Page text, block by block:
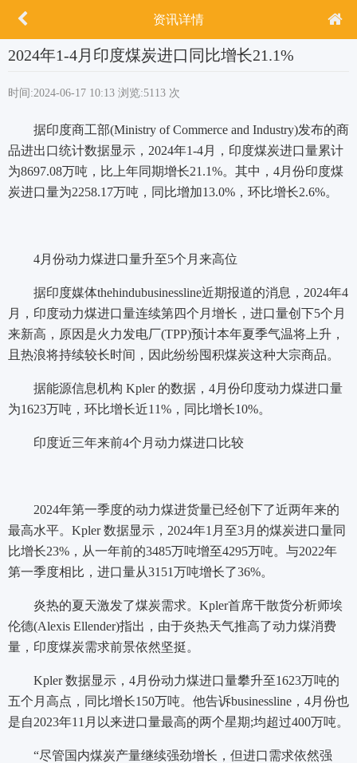
资讯详情
2024年1-4月印度煤炭进口同比增长21.1%
时间:2024-06-17 10:13 浏览:5113 次
据印度商工部(Ministry of Commerce and Industry)发布的商
品进出口统计数据显示，2024年1-4月，印度煤炭进口量累计
为8697.08万吨，比上年同期增长21.1%。其中，4月份印度煤
炭进口量为2258.17万吨，同比增加13.0%，环比增长2.6%。
4月份动力煤进口量升至5个月来高位
据印度媒体thehindubusinessline近期报道的消息，2024年4
月，印度动力煤进口量连续第四个月增长，进口量创下5个月
来新高，原因是火力发电厂(TPP)预计本年夏季气温将上升，
且热浪将持续较长时间，因此纷纷囤积煤炭这种大宗商品。
据能源信息机构 Kpler 的数据，4月份印度动力煤进口量
为1623万吨，环比增长近11%，同比增长10%。
印度近三年来前4个月动力煤进口比较
2024年第一季度的动力煤进货量已经创下了近两年来的
最高水平。Kpler 数据显示，2024年1月至3月的煤炭进口量同
比增长23%，从一年前的3485万吨增至4295万吨。与2022年
第一季度相比，进口量从3151万吨增长了36%。
炎热的夏天激发了煤炭需求。Kpler首席干散货分析师埃
伦德(Alexis Ellender)指出，由于炎热天气推高了动力煤消费
量，印度煤炭需求前景依然坚挺。
Kpler 数据显示，4月份动力煤进口量攀升至1623万吨的
五个月高点，同比增长150万吨。他告诉businessline，4月份也
是自2023年11月以来进口量最高的两个星期;均超过400万吨。
“尽管国内煤炭产量继续强劲增长，但进口需求依然强